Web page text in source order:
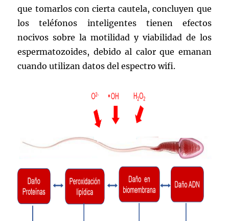
que tomarlos con cierta cautela, concluyen que
los teléfonos inteligentes tienen efectos
nocivos sobre la motilidad y viabilidad de los
espermatozoides, debido al calor que emanan
cuando utilizan datos del espectro wifi.